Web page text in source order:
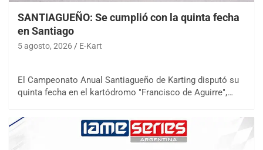
SANTIAGUEÑO: Se cumplió con la quinta fecha
en Santiago
5 agosto, 2026 E-Kart
El Campeonato Anual Santiagueño de Karting disputó su
quinta fecha en el kartódromo "Francisco de Aguirre",…